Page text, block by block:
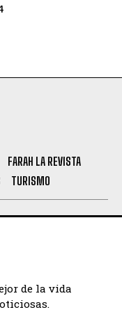
FARAH LA REVISTA
TURISMO
de la vida